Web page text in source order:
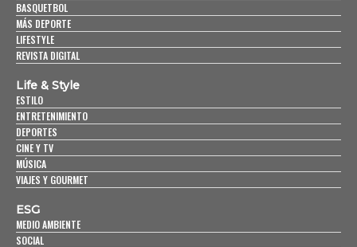
BASQUETBOL
MÁS DEPORTE
LIFESTYLE
REVISTA DIGITAL
Life & Style
ESTILO
ENTRETENIMIENTO
DEPORTES
CINE Y TV
MÚSICA
VIAJES Y GOURMET
ESG
MEDIO AMBIENTE
SOCIAL